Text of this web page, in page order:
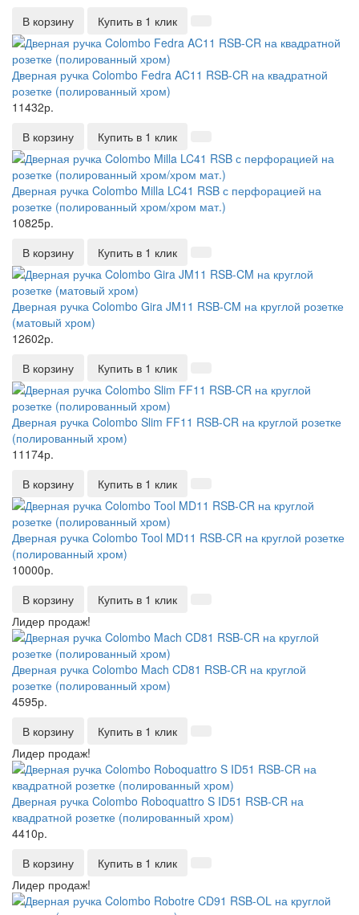
В корзину
Купить в 1 клик
Дверная ручка Colombo Fedra AC11 RSB-CR на квадратной
розетке (полированный хром)
11432р.
В корзину
Купить в 1 клик
Дверная ручка Colombo Milla LC41 RSB с перфорацией на
розетке (полированный хром/хром мат.)
10825р.
В корзину
Купить в 1 клик
Дверная ручка Colombo Gira JM11 RSB-CM на круглой розетке
(матовый хром)
12602р.
В корзину
Купить в 1 клик
Дверная ручка Colombo Slim FF11 RSB-CR на круглой розетке
(полированный хром)
11174р.
В корзину
Купить в 1 клик
Дверная ручка Colombo Tool MD11 RSB-CR на круглой розетке
(полированный хром)
10000р.
В корзину
Купить в 1 клик
Лидер продаж!
Дверная ручка Colombo Mach CD81 RSB-CR на круглой
розетке (полированный хром)
4595р.
В корзину
Купить в 1 клик
Лидер продаж!
Дверная ручка Colombo Roboquattro S ID51 RSB-CR на
квадратной розетке (полированный хром)
4410р.
В корзину
Купить в 1 клик
Лидер продаж!